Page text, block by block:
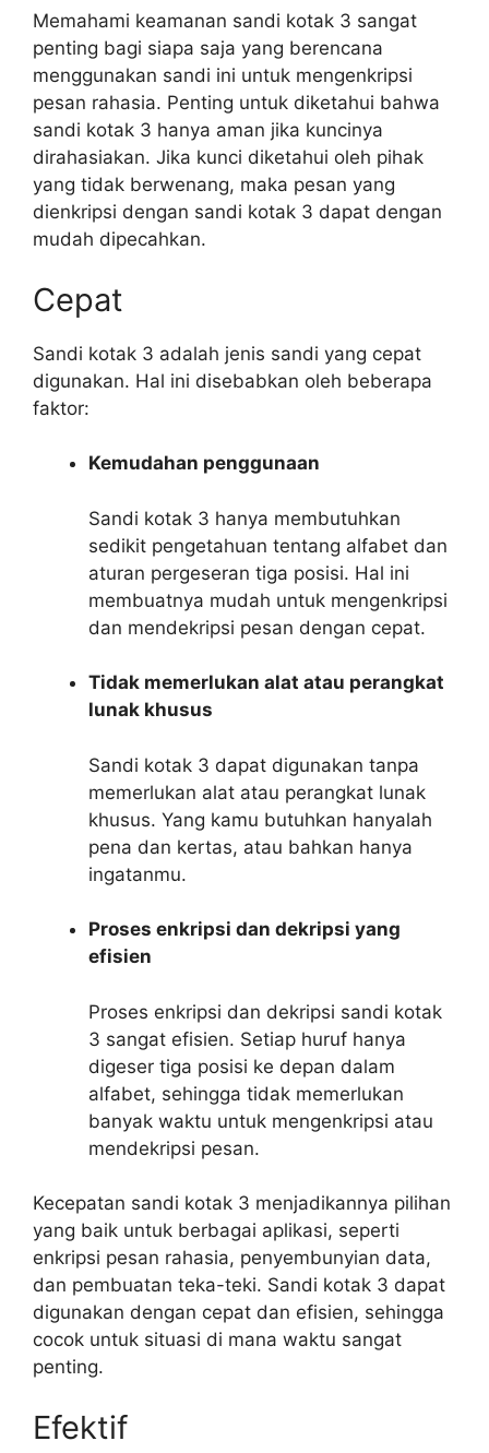
Memahami keamanan sandi kotak 3 sangat
penting bagi siapa saja yang berencana
menggunakan sandi ini untuk mengenkripsi
pesan rahasia. Penting untuk diketahui bahwa
sandi kotak 3 hanya aman jika kuncinya
dirahasiakan. Jika kunci diketahui oleh pihak
yang tidak berwenang, maka pesan yang
dienkripsi dengan sandi kotak 3 dapat dengan
mudah dipecahkan.
Cepat
Sandi kotak 3 adalah jenis sandi yang cepat
digunakan. Hal ini disebabkan oleh beberapa
faktor:
Kemudahan penggunaan
Sandi kotak 3 hanya membutuhkan
sedikit pengetahuan tentang alfabet dan
aturan pergeseran tiga posisi. Hal ini
membuatnya mudah untuk mengenkripsi
dan mendekripsi pesan dengan cepat.
Tidak memerlukan alat atau perangkat
lunak khusus
Sandi kotak 3 dapat digunakan tanpa
memerlukan alat atau perangkat lunak
khusus. Yang kamu butuhkan hanyalah
pena dan kertas, atau bahkan hanya
ingatanmu.
Proses enkripsi dan dekripsi yang
efisien
Proses enkripsi dan dekripsi sandi kotak
3 sangat efisien. Setiap huruf hanya
digeser tiga posisi ke depan dalam
alfabet, sehingga tidak memerlukan
banyak waktu untuk mengenkripsi atau
mendekripsi pesan.
Kecepatan sandi kotak 3 menjadikannya pilihan
yang baik untuk berbagai aplikasi, seperti
enkripsi pesan rahasia, penyembunyian data,
dan pembuatan teka-teki. Sandi kotak 3 dapat
digunakan dengan cepat dan efisien, sehingga
cocok untuk situasi di mana waktu sangat
penting.
Efektif